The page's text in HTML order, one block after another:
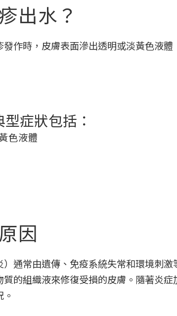
出水？
作時，皮膚表面滲出透明或淡黃色液
症狀包括：
色液體
因
通常由遺傳、免疫系統失常和環境刺
的組織液來修復受損的皮膚。隨著炎